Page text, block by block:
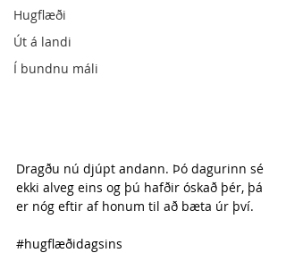
Hugflæði
Út á landi
Í bundnu máli
Dragðu nú djúpt andann. Þó dagurinn sé
ekki alveg eins og þú hafðir óskað þér, þá
er nóg eftir af honum til að bæta úr því.
#hugflæðidagsins